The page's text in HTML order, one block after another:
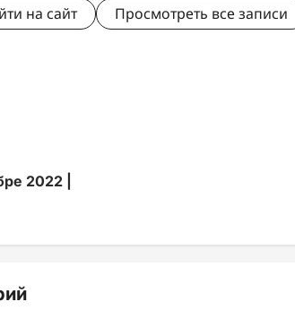
на сайт Просмотреть все записи
2022 |